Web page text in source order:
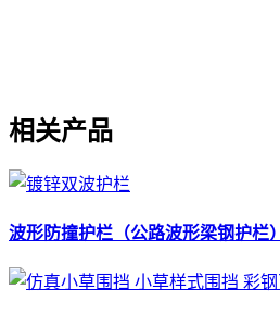
相关产品
波形防撞护栏（公路波形梁钢护栏）